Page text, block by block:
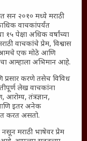
मिळवा प्राथमिक
सन २०१० मध्ये मराठी
वाचकांपर्यंत
१५ पेक्षा अधिक वर्षांच्या
वाचकांचे प्रेम, विश्वास
एक मोठे आणि
आम्हाला अभिमान आहे.
प्रसार करणे तसेच विविध
लेख वाचकांना
तंत्रज्ञान,
इतर अनेक
करत असतो.
मराठी भाषेवर प्रेम